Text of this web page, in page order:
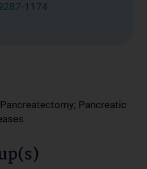
1174
Pancreatic